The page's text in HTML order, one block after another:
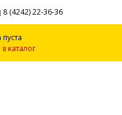
8 (4242) 22-36-36
каталог